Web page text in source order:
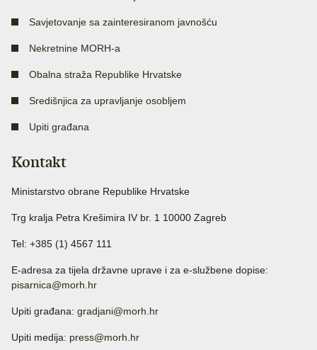
Savjetovanje sa zainteresiranom javnošću
Nekretnine MORH-a
Obalna straža Republike Hrvatske
Središnjica za upravljanje osobljem
Upiti građana
Kontakt
Ministarstvo obrane Republike Hrvatske
Trg kralja Petra Krešimira IV br. 1 10000 Zagreb
Tel: +385 (1) 4567 111
E-adresa za tijela državne uprave i za e-službene dopise:
pisarnica@morh.hr
Upiti građana: gradjani@morh.hr
Upiti medija: press@morh.hr